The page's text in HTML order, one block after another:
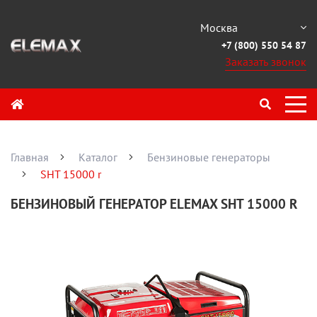
Москва
+7 (800) 550 54 87
Заказать звонок
Главная Каталог
Бензиновые генераторы
SHT 15000 r
БЕНЗИНОВЫЙ ГЕНЕРАТОР ELEMAX SHT 15000 R